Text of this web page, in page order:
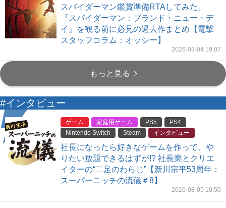
スパイダーマン鑑賞準備RTAしてみた。
『スパイダーマン：ブランド・ニュー・デ
イ』を観る前に必見の過去作まとめ【電撃
スタッフコラム：オッシー】
2026-08-04 19:07
もっと見る
#インタビュー
ゲーム 家庭用ゲーム PS5
PS4
Nintendo Switch
Steam インタビュー
社長になったら好きなゲームを作って、や
りたい放題できるはずが!? 社長業とクリエ
イターの“二足のわらじ”【新川宗平53周年：
スーパーニッチの流儀＃8】
2026-08-05 10:50